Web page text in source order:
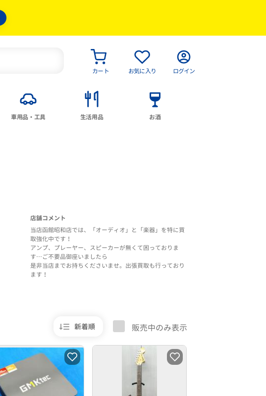
カート お気に入り ログイン
車用品・工具 生活用品 お酒
店舗コメント
当店函館昭和店では、「オーディオ」と「楽器」を特に買
取強化中です！
アンプ、プレーヤー、スピーカーが無くて困っておりま
す…ご不要品御座いましたら
是非当店までお持ちくださいませ。出張買取も行っており
ます！
新着順 販売中のみ表示